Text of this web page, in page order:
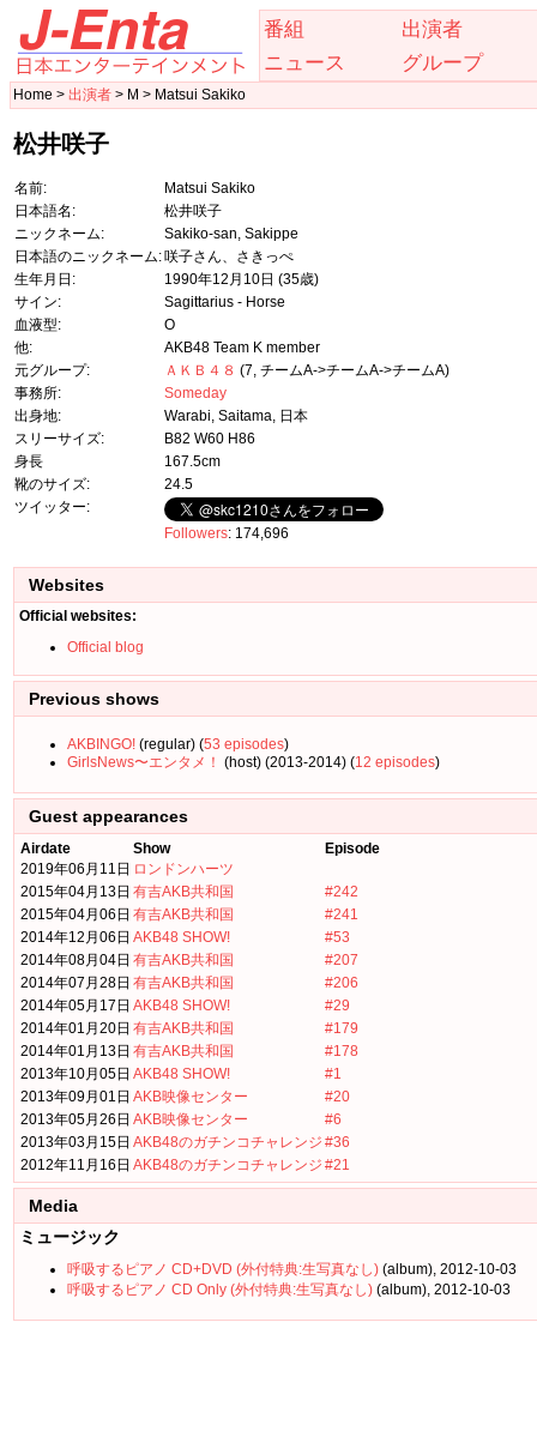
番組
出演者
ニュース
グループ
Home > 出演者 > M > Matsui Sakiko
松井咲子
名前:
Matsui Sakiko
日本語名:
松井咲子
ニックネーム:
Sakiko-san, Sakippe
日本語のニックネーム:咲子さん、さきっぺ
生年月日:
1990年12月10日 (35歳)
サイン:
Sagittarius - Horse
血液型:
O
他:
AKB48 Team K member
元グループ:
ＡＫＢ４８ (7, チームA->チームA->チームA)
事務所:
Someday
出身地:
Warabi, Saitama, 日本
スリーサイズ:
B82 W60 H86
身長
167.5cm
靴のサイズ:
24.5
ツイッター:
Followers: 174,696
Websites
Official websites:
Official blog
Previous shows
AKBINGO! (regular) (53 episodes)
GirlsNews〜エンタメ！ (host) (2013-2014) (12 episodes)
Guest appearances
Airdate Show
Episode
2019年06月11日 ロンドンハーツ
2015年04月13日 有吉AKB共和国
#242
2015年04月06日 有吉AKB共和国
#241
2014年12月06日 AKB48 SHOW!
#53
2014年08月04日 有吉AKB共和国
#207
2014年07月28日 有吉AKB共和国
#206
2014年05月17日 AKB48 SHOW!
#29
2014年01月20日 有吉AKB共和国
#179
2014年01月13日 有吉AKB共和国
#178
2013年10月05日 AKB48 SHOW!
#1
2013年09月01日 AKB映像センター
#20
2013年05月26日 AKB映像センター
#6
2013年03月15日 AKB48のガチンコチャレンジ #36
2012年11月16日 AKB48のガチンコチャレンジ #21
Media
ミュージック
呼吸するピアノ CD+DVD (外付特典:生写真なし) (album), 2012-10-03
呼吸するピアノ CD Only (外付特典:生写真なし) (album), 2012-10-03